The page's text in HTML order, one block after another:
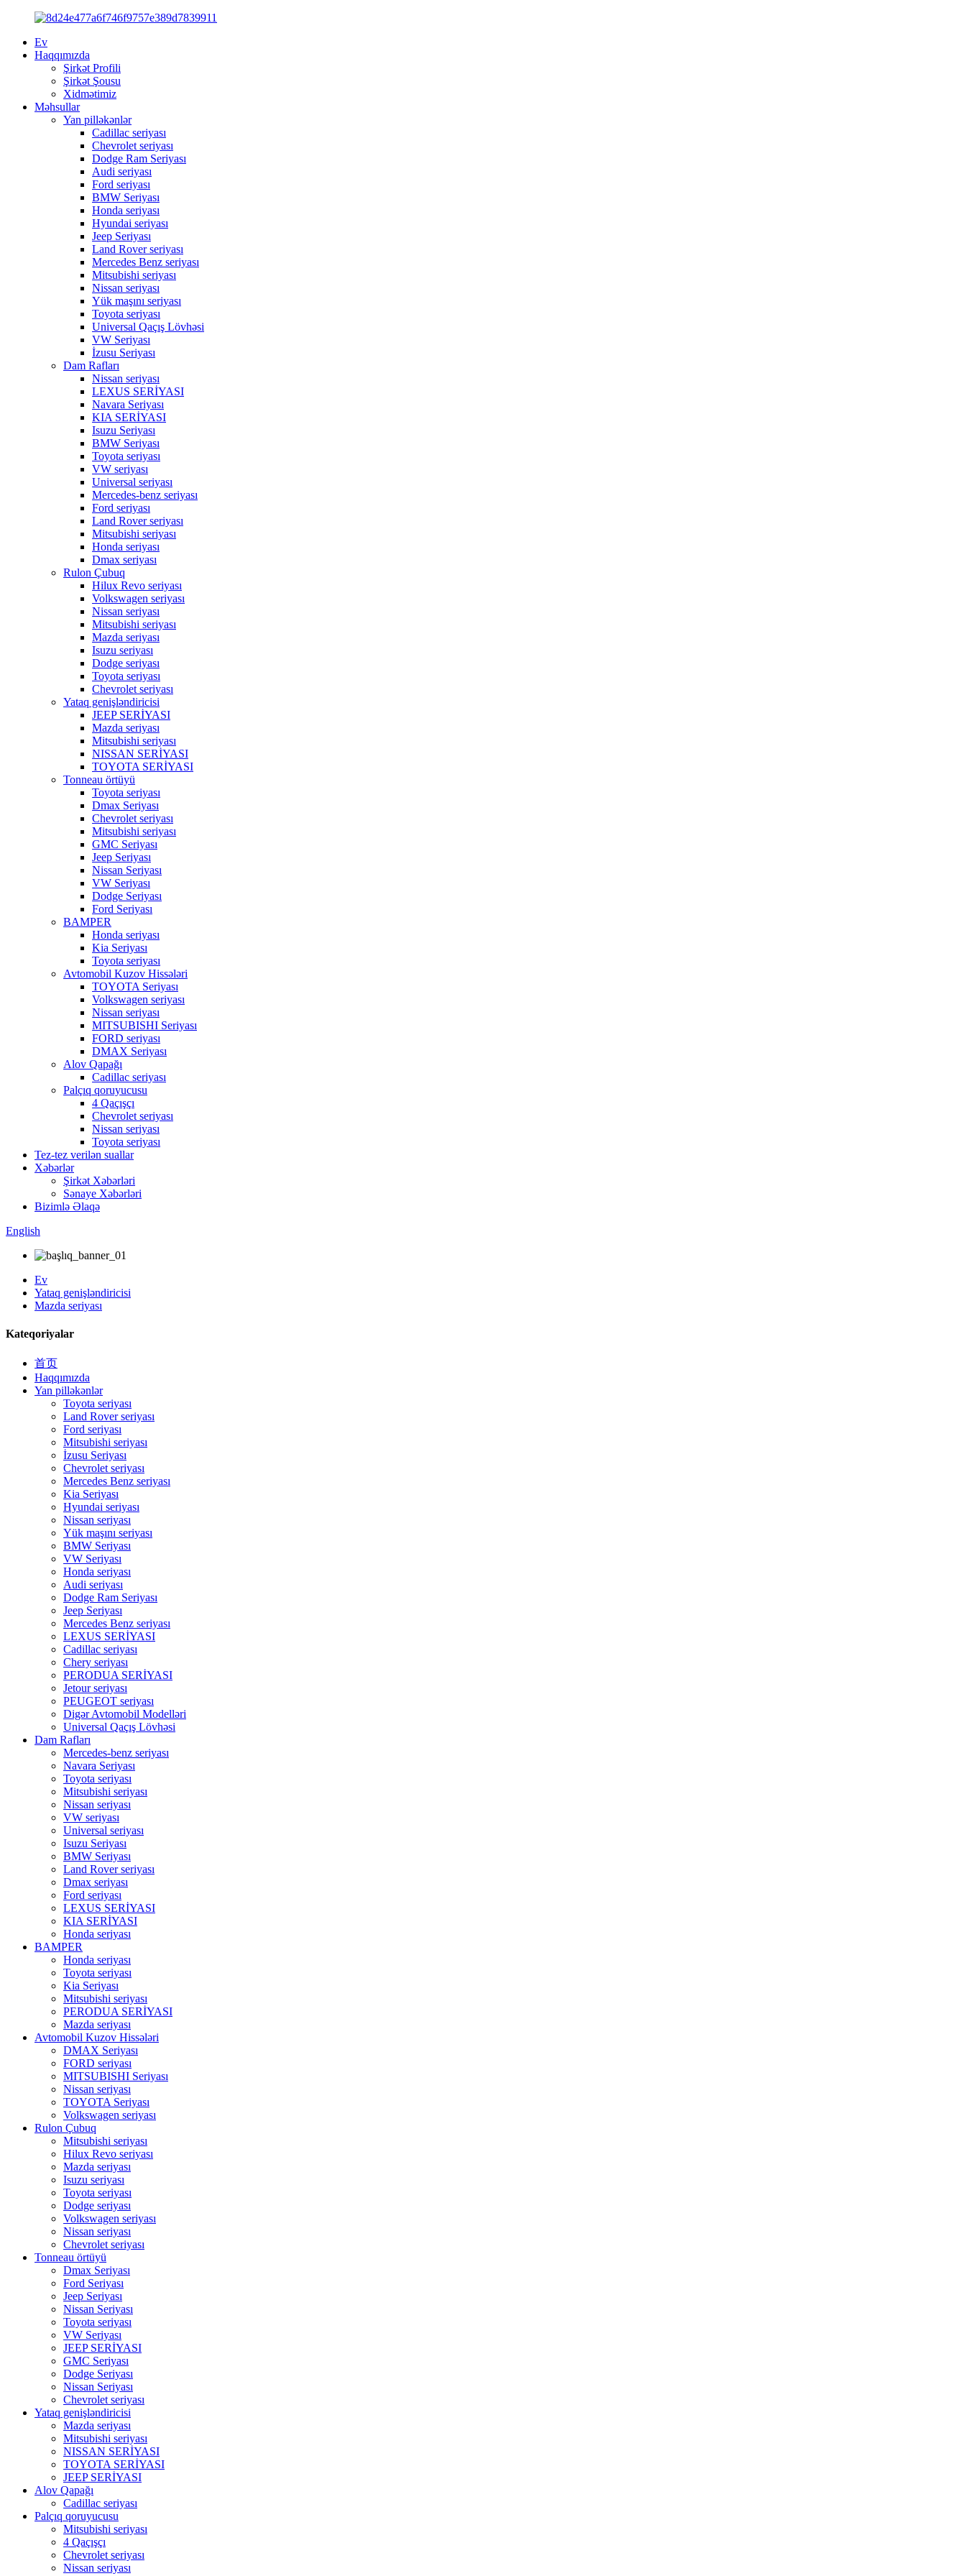
Ev
Haqqımızda
Şirkət Profili
Şirkət Şousu
Xidmətimiz
Məhsullar
Yan pilləkənlər
Cadillac seriyası
Chevrolet seriyası
Dodge Ram Seriyası
Audi seriyası
Ford seriyası
BMW Seriyası
Honda seriyası
Hyundai seriyası
Jeep Seriyası
Land Rover seriyası
Mercedes Benz seriyası
Mitsubishi seriyası
Nissan seriyası
Yük maşını seriyası
Toyota seriyası
Universal Qaçış Lövhəsi
VW Seriyası
İzusu Seriyası
Dam Rafları
Nissan seriyası
LEXUS SERİYASI
Navara Seriyası
KIA SERİYASI
Isuzu Seriyası
BMW Seriyası
Toyota seriyası
VW seriyası
Universal seriyası
Mercedes-benz seriyası
Ford seriyası
Land Rover seriyası
Mitsubishi seriyası
Honda seriyası
Dmax seriyası
Rulon Çubuq
Hilux Revo seriyası
Volkswagen seriyası
Nissan seriyası
Mitsubishi seriyası
Mazda seriyası
Isuzu seriyası
Dodge seriyası
Toyota seriyası
Chevrolet seriyası
Yataq genişləndiricisi
JEEP SERİYASI
Mazda seriyası
Mitsubishi seriyası
NISSAN SERİYASI
TOYOTA SERİYASI
Tonneau örtüyü
Toyota seriyası
Dmax Seriyası
Chevrolet seriyası
Mitsubishi seriyası
GMC Seriyası
Jeep Seriyası
Nissan Seriyası
VW Seriyası
Dodge Seriyası
Ford Seriyası
BAMPER
Honda seriyası
Kia Seriyası
Toyota seriyası
Avtomobil Kuzov Hissələri
TOYOTA Seriyası
Volkswagen seriyası
Nissan seriyası
MITSUBISHI Seriyası
FORD seriyası
DMAX Seriyası
Alov Qapağı
Cadillac seriyası
Palçıq qoruyucusu
4 Qaçışçı
Chevrolet seriyası
Nissan seriyası
Toyota seriyası
Tez-tez verilən suallar
Xəbərlər
Şirkət Xəbərləri
Sənaye Xəbərləri
Bizimlə Əlaqə
English
Ev
Yataq genişləndiricisi
Mazda seriyası
Kateqoriyalar
首页
Haqqımızda
Yan pilləkənlər
Toyota seriyası
Land Rover seriyası
Ford seriyası
Mitsubishi seriyası
İzusu Seriyası
Chevrolet seriyası
Mercedes Benz seriyası
Kia Seriyası
Hyundai seriyası
Nissan seriyası
Yük maşını seriyası
BMW Seriyası
VW Seriyası
Honda seriyası
Audi seriyası
Dodge Ram Seriyası
Jeep Seriyası
Mercedes Benz seriyası
LEXUS SERİYASI
Cadillac seriyası
Chery seriyası
PERODUA SERİYASI
Jetour seriyası
PEUGEOT seriyası
Digər Avtomobil Modelləri
Universal Qaçış Lövhəsi
Dam Rafları
Mercedes-benz seriyası
Navara Seriyası
Toyota seriyası
Mitsubishi seriyası
Nissan seriyası
VW seriyası
Universal seriyası
Isuzu Seriyası
BMW Seriyası
Land Rover seriyası
Dmax seriyası
Ford seriyası
LEXUS SERİYASI
KIA SERİYASI
Honda seriyası
BAMPER
Honda seriyası
Toyota seriyası
Kia Seriyası
Mitsubishi seriyası
PERODUA SERİYASI
Mazda seriyası
Avtomobil Kuzov Hissələri
DMAX Seriyası
FORD seriyası
MITSUBISHI Seriyası
Nissan seriyası
TOYOTA Seriyası
Volkswagen seriyası
Rulon Çubuq
Mitsubishi seriyası
Hilux Revo seriyası
Mazda seriyası
Isuzu seriyası
Toyota seriyası
Dodge seriyası
Volkswagen seriyası
Nissan seriyası
Chevrolet seriyası
Tonneau örtüyü
Dmax Seriyası
Ford Seriyası
Jeep Seriyası
Nissan Seriyası
Toyota seriyası
VW Seriyası
JEEP SERİYASI
GMC Seriyası
Dodge Seriyası
Nissan Seriyası
Chevrolet seriyası
Yataq genişləndiricisi
Mazda seriyası
Mitsubishi seriyası
NISSAN SERİYASI
TOYOTA SERİYASI
JEEP SERİYASI
Alov Qapağı
Cadillac seriyası
Palçıq qoruyucusu
Mitsubishi seriyası
4 Qaçışçı
Chevrolet seriyası
Nissan seriyası